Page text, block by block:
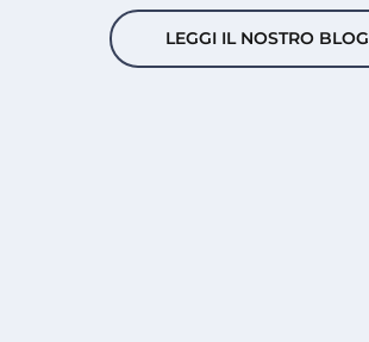
LEGGI IL NOSTRO BLOG